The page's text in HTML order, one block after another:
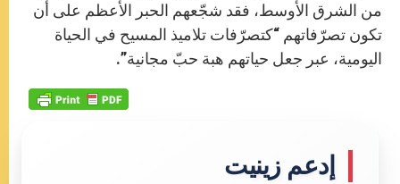
من الشرق الأوسط، فقد شجّعهم الحبر الأعظم على أن
تكون تصرّفاتهم “كتصرّفات تلاميذ المسيح في الحياة
اليومية، عبر جعل حياتهم هبة حبّ مجانية”.
إدعم زينيت